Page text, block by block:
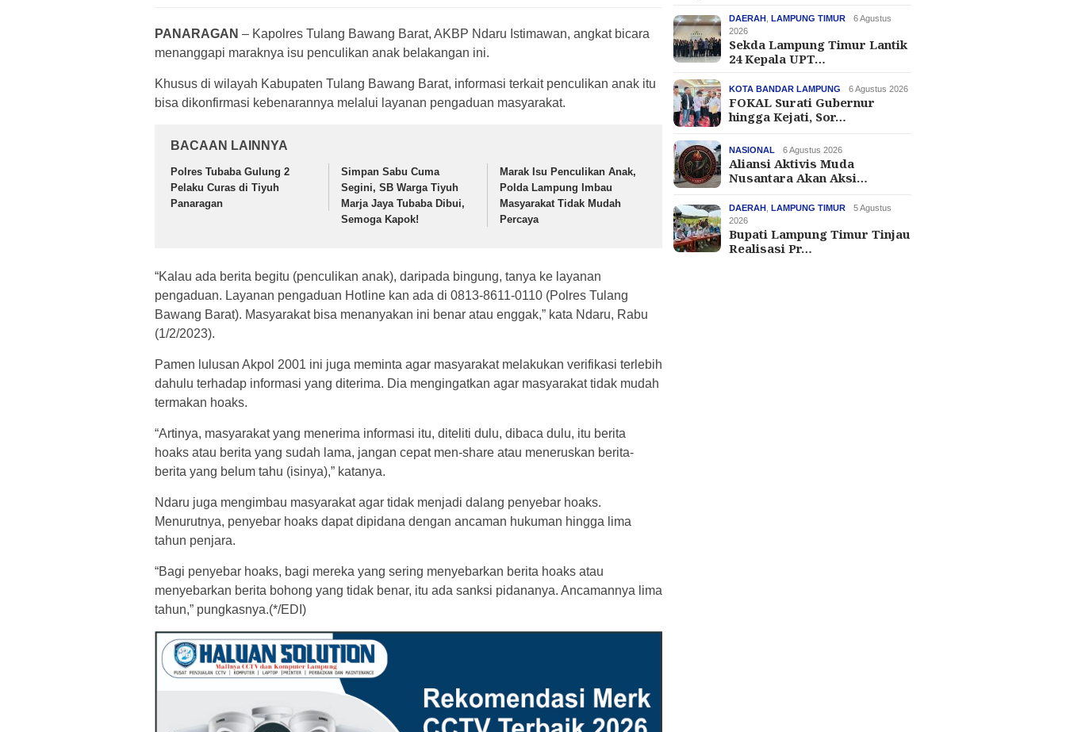
PANARAGAN – Kapolres Tulang Bawang Barat, AKBP Ndaru Istimawan, angkat bicara
menanggapi maraknya isu penculikan anak belakangan ini.
Khusus di wilayah Kabupaten Tulang Bawang Barat, informasi terkait penculikan anak itu
bisa dikonfirmasi kebenarannya melalui layanan pengaduan masyarakat.
BACAAN LAINNYA
Polres Tubaba Gulung 2
Pelaku Curas di Tiyuh
Panaragan
Simpan Sabu Cuma
Segini, SB Warga Tiyuh
Marja Jaya Tubaba Dibui,
Semoga Kapok!
Marak Isu Penculikan Anak,
Polda Lampung Imbau
Masyarakat Tidak Mudah
Percaya
“Kalau ada berita begitu (penculikan anak), daripada bingung, tanya ke layanan
pengaduan. Layanan pengaduan Hotline kan ada di 0813-8611-0110 (Polres Tulang
Bawang Barat). Masyarakat bisa menanyakan ini benar atau enggak,” kata Ndaru, Rabu
(1/2/2023).
Pamen lulusan Akpol 2001 ini juga meminta agar masyarakat melakukan verifikasi terlebih
dahulu terhadap informasi yang diterima. Dia mengingatkan agar masyarakat tidak mudah
termakan hoaks.
“Artinya, masyarakat yang menerima informasi itu, diteliti dulu, dibaca dulu, itu berita
hoaks atau berita yang sudah lama, jangan cepat men-share atau meneruskan berita-
berita yang belum tahu (isinya),” katanya.
Ndaru juga mengimbau masyarakat agar tidak menjadi dalang penyebar hoaks.
Menurutnya, penyebar hoaks dapat dipidana dengan ancaman hukuman hingga lima
tahun penjara.
“Bagi penyebar hoaks, bagi mereka yang sering menyebarkan berita hoaks atau
menyebarkan berita bohong yang tidak benar, itu ada sanksi pidananya. Ancamannya lima
tahun,” pungkasnya.(*/EDI)
DAERAH ,LAMPUNG TIMUR
6 Agustus
2026
Sekda Lampung Timur Lantik
24 Kepala UPT…
KOTA BANDAR LAMPUNG 6 Agustus 2026
FOKAL Surati Gubernur
hingga Kejati, Sor…
NASIONAL 6 Agustus 2026
Aliansi Aktivis Muda
Nusantara Akan Aksi…
DAERAH ,LAMPUNG TIMUR
5 Agustus
2026
Bupati Lampung Timur Tinjau
Realisasi Pr…